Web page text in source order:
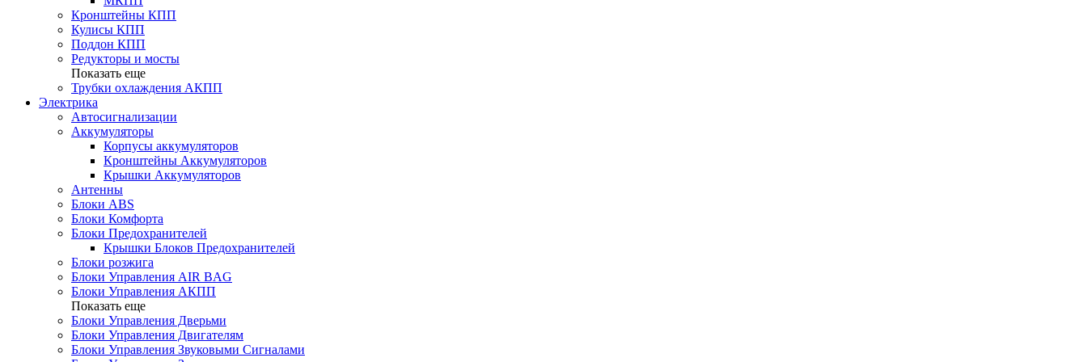
Кронштейны КПП
Кулисы КПП
Поддон КПП
Редукторы и мосты
Показать еще
Трубки охлаждения АКПП
Электрика
Автосигнализации
Аккумуляторы
Корпусы аккумуляторов
Кронштейны Аккумуляторов
Крышки Аккумуляторов
Антенны
Блоки ABS
Блоки Комфорта
Блоки Предохранителей
Крышки Блоков Предохранителей
Блоки розжига
Блоки Управления AIR BAG
Блоки Управления АКПП
Показать еще
Блоки Управления Дверьми
Блоки Управления Двигателям
Блоки Управления Звуковыми Сигналами